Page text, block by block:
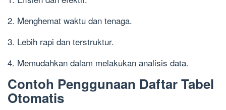
2. Menghemat waktu dan tenaga.
3. Lebih rapi dan terstruktur.
4. Memudahkan dalam melakukan analisis data.
Contoh Penggunaan Daftar Tabel
Otomatis